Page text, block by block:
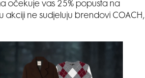
očekuje vas 25% popusta na
ne sudjeluju brendovi COACH,